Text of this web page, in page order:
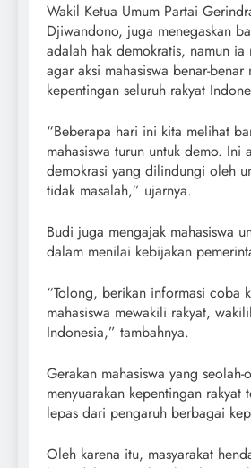
Wakil Ketua Umum Partai
Djiwandono, juga menegaskan
adalah hak demokratis, namun ia
agar aksi mahasiswa benar-benar
kepentingan seluruh rakyat
“Beberapa hari ini kita melihat
mahasiswa turun untuk demo. Ini
demokrasi yang dilindungi oleh
tidak masalah,” ujarnya.
Budi juga mengajak mahasiswa
dalam menilai kebijakan
“Tolong, berikan informasi coba
mahasiswa mewakili rakyat,
Indonesia,” tambahnya.
Gerakan mahasiswa yang seolah-
menyuarakan kepentingan rakyat
lepas dari pengaruh berbagai
Oleh karena itu, masyarakat